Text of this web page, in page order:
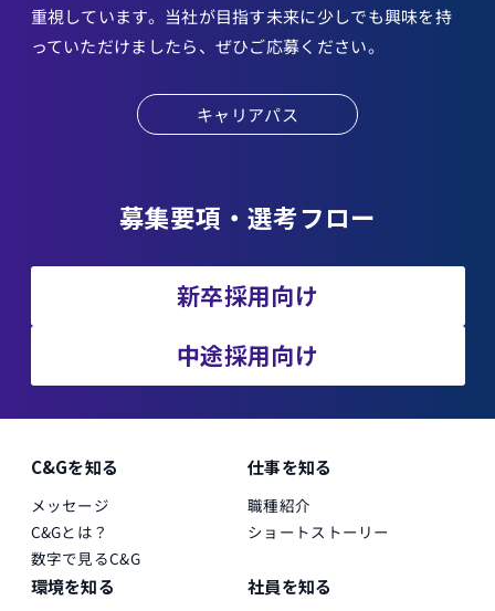
重視しています。当社が目指す未来に少しでも興味を持
っていただけましたら、ぜひご応募ください。
キャリアパス
募集要項・選考フロー
新卒採用向け
中途採用向け
C&Gを知る
メッセージ
C&Gとは？
数字で見るC&G
仕事を知る
職種紹介
ショートストーリー
環境を知る 社員を知る